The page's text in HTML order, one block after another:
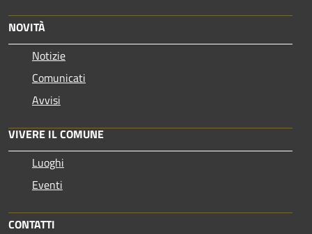
NOVITÀ
Notizie
Comunicati
Avvisi
VIVERE IL COMUNE
Luoghi
Eventi
CONTATTI